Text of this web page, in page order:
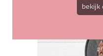
bekijk